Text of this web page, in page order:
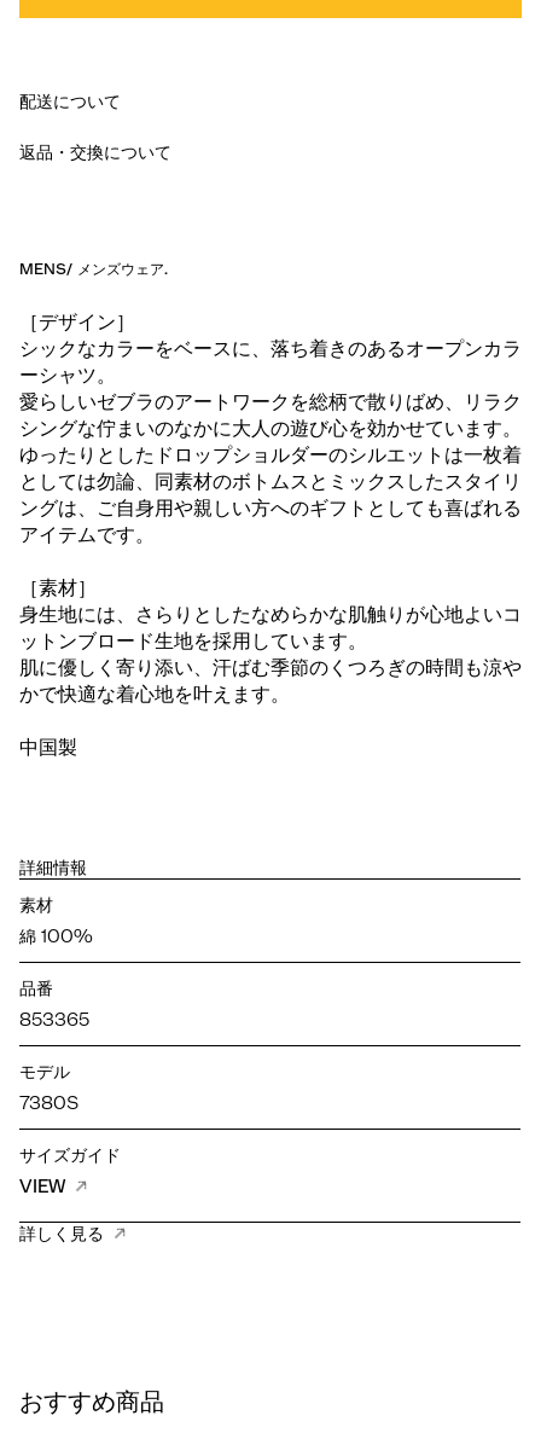
配送について
返品・交換について
MENS/ メンズウェア.
［デザイン］
シックなカラーをベースに、落ち着きのあるオープンカラ
ーシャツ。
愛らしいゼブラのアートワークを総柄で散りばめ、リラク
シングな佇まいのなかに大人の遊び心を効かせています。
ゆったりとしたドロップショルダーのシルエットは一枚着
としては勿論、同素材のボトムスとミックスしたスタイリ
ングは、ご自身用や親しい方へのギフトとしても喜ばれる
アイテムです。
［素材］
身生地には、さらりとしたなめらかな肌触りが心地よいコ
ットンブロード生地を採用しています。
肌に優しく寄り添い、汗ばむ季節のくつろぎの時間も涼や
かで快適な着心地を叶えます。
中国製
詳細情報
素材
綿 100%
品番
853365
モデル
7380S
サイズガイド
VIEW
詳しく見る
おすすめ商品